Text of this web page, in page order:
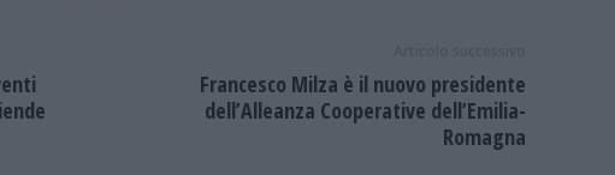
Francesco Milza è il nuovo presidente
dell’Alleanza Cooperative dell’Emilia-
Romagna